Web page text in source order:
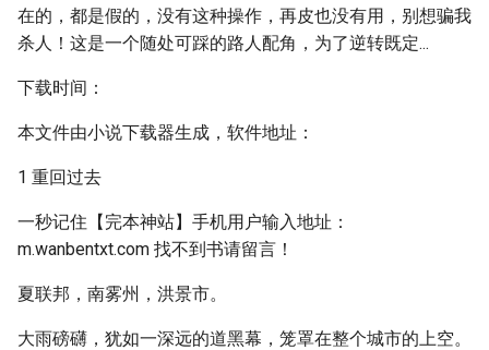
在的，都是假的，没有这种操作，再皮也没有用，别想骗我
杀人！这是一个随处可踩的路人配角，为了逆转既定...
下载时间：
本文件由小说下载器生成，软件地址：
1 重回过去
一秒记住【完本神站】手机用户输入地址：
m.wanbentxt.com 找不到书请留言！
夏联邦，南雾州，洪景市。
大雨磅礴，犹如一深远的道黑幕，笼罩在整个城市的上空。